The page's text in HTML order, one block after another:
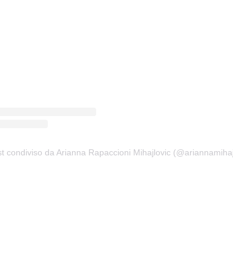
condiviso da Arianna Rapaccioni Mihajlovic